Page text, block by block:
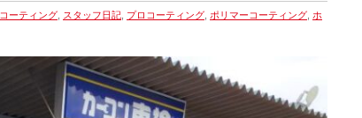
コーティング スタッフ日記 プロコーティング ポリマーコーティング ホ